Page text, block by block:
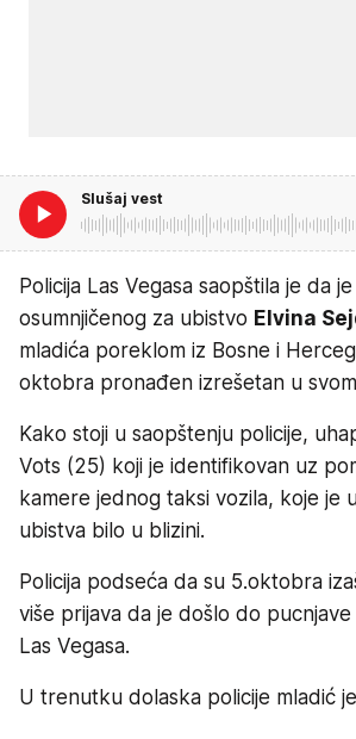
Slušaj vest
Policija Las Vegasa saopštila je da
osumnjičenog za ubistvo Elvina
mladića poreklom iz Bosne i
oktobra pronađen izrešetan u
Kako stoji u saopštenju policije,
Vots (25) koji je identifikovan uz
kamere jednog taksi vozila, koje je
ubistva bilo u blizini.
Policija podseća da su 5.oktobra
više prijava da je došlo do
Las Vegasa.
U trenutku dolaska policije mladić